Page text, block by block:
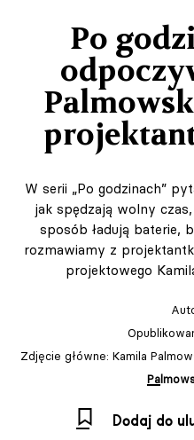
Po
W serii „Po godzinach”
jak spędzają wolny
sposób ładują baterie,
rozmawiamy z
projektowego
Zdjęcie główne: Kamila
Dodaj do